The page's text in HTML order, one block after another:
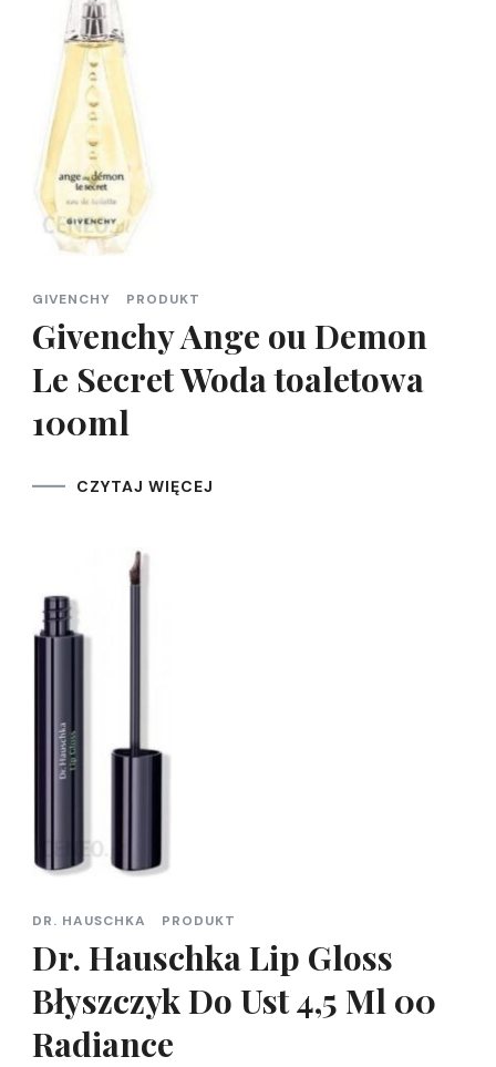
GIVENCHY PRODUKT
Givenchy Ange ou Demon
Le Secret Woda toaletowa
100ml
CZYTAJ WIĘCEJ
DR. HAUSCHKA PRODUKT
Dr. Hauschka Lip Gloss
Błyszczyk Do Ust 4,5 Ml 00
Radiance